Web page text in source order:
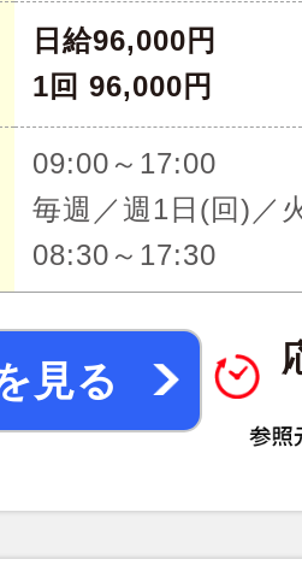
日給96,000円
1回 96,000円
09:00～17:00
毎週／週1日(回)／
08:30～17:30
見る